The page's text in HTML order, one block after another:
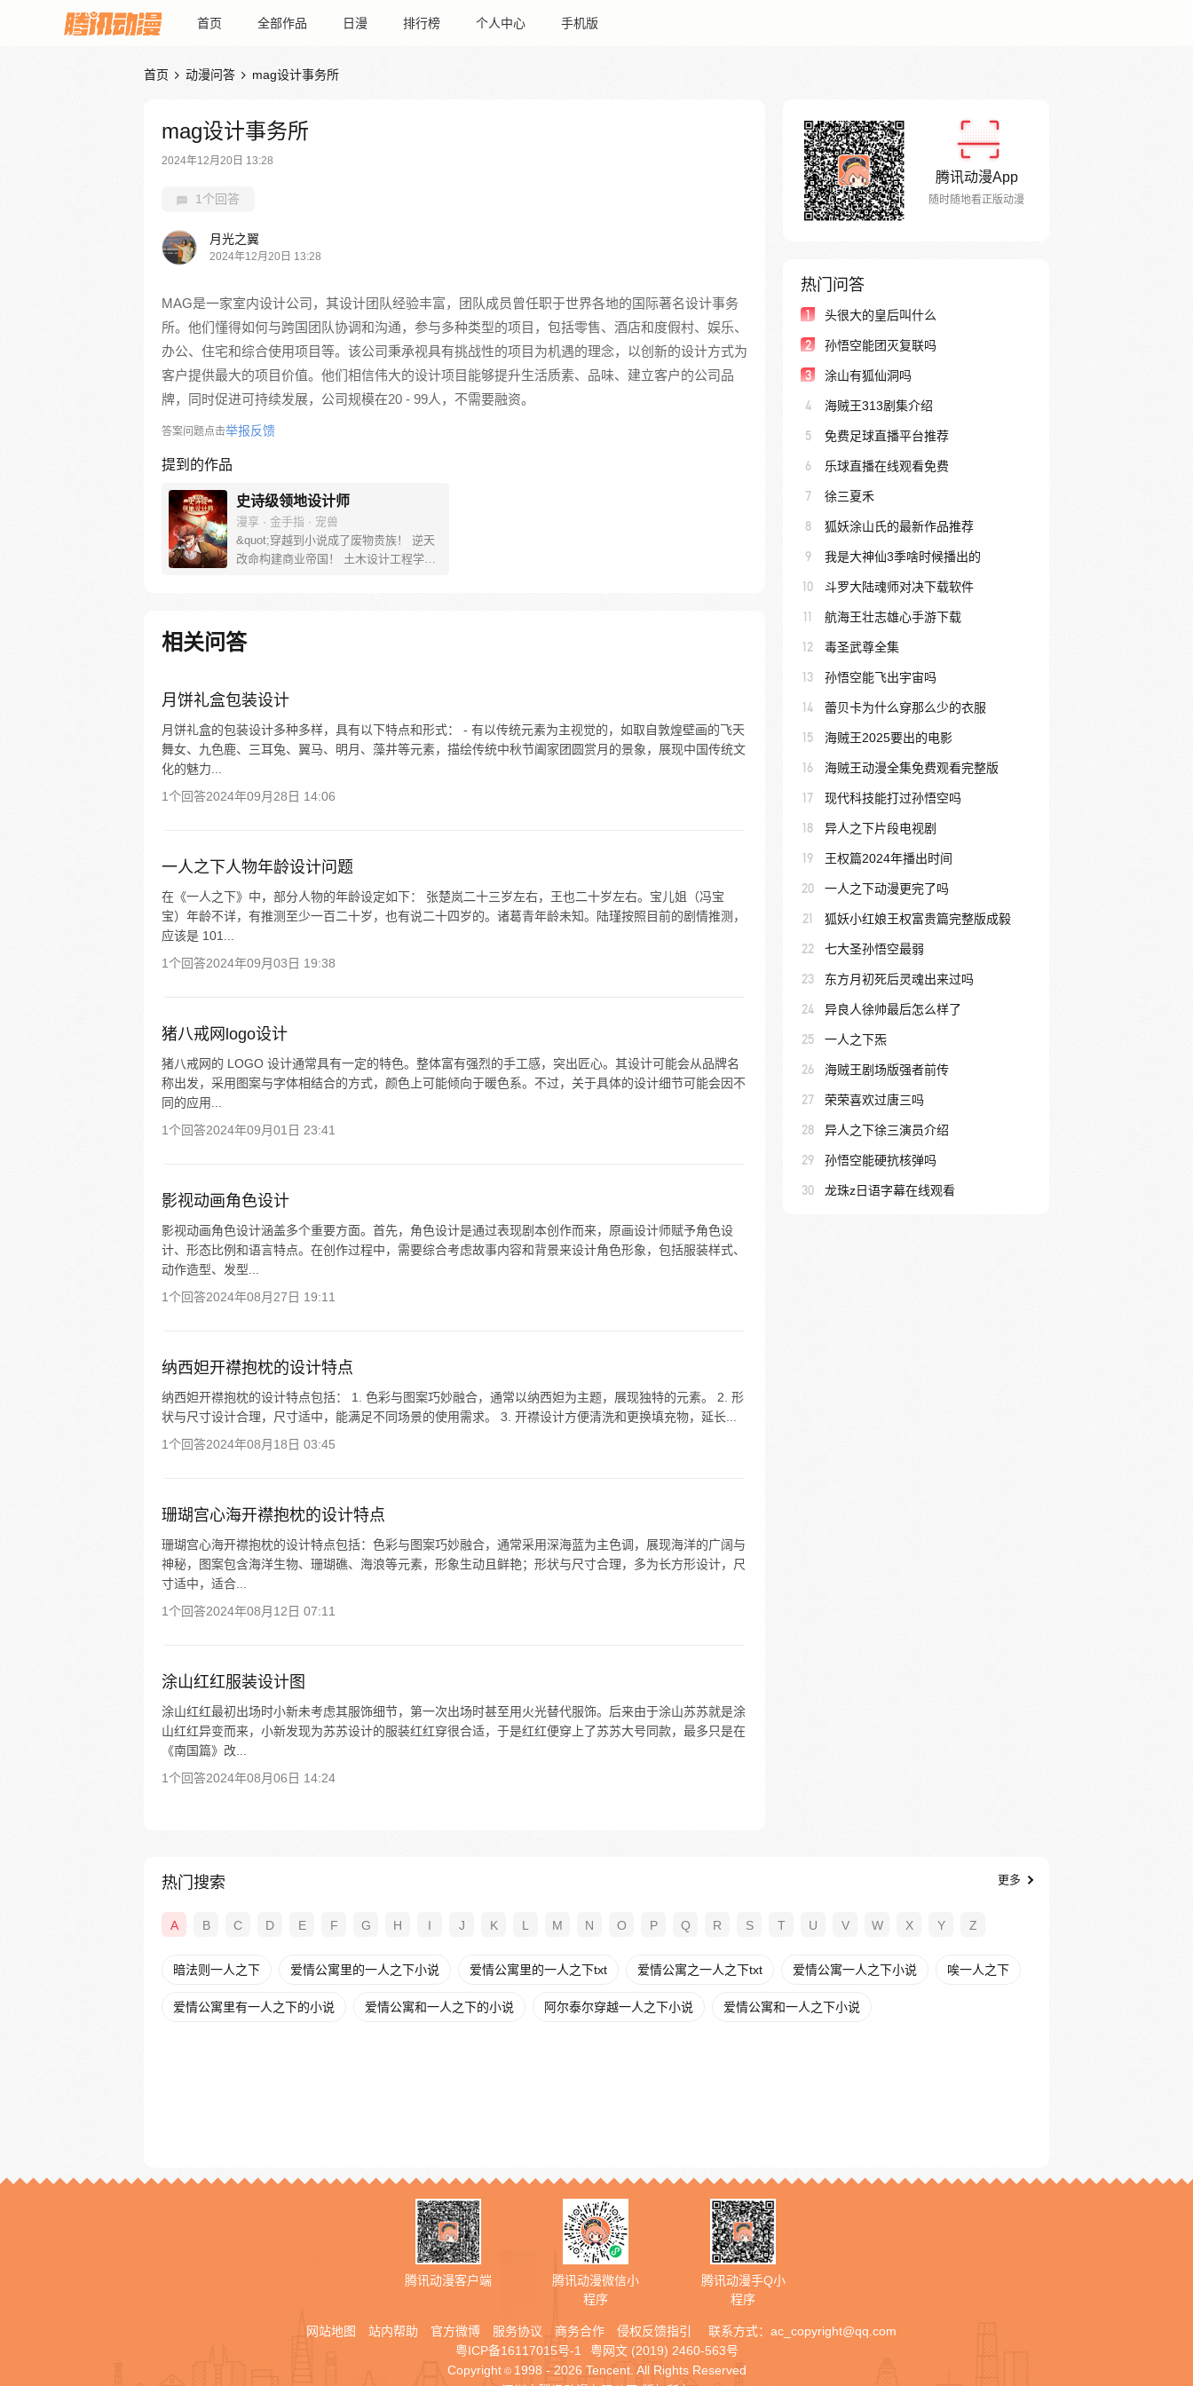
首页 全部作品 日漫 排行榜 个人中心 手机版
首页  动漫问答  mag设计事务所
mag设计事务所
2024年12月20日 13:28
1个回答
月光之翼
2024年12月20日 13:28
MAG是一家室内设计公司，其设计团队经验丰富，团队成员曾任职于世界各地的国际著名设计事务
所。他们懂得如何与跨国团队协调和沟通，参与多种类型的项目，包括零售、酒店和度假村、娱乐、
办公、住宅和综合使用项目等。该公司秉承视具有挑战性的项目为机遇的理念，以创新的设计方式为
客户提供最大的项目价值。他们相信伟大的设计项目能够提升生活质素、品味、建立客户的公司品
牌，同时促进可持续发展，公司规模在20 - 99人，不需要融资。
答案问题点击举报反馈
提到的作品
史诗级领地设计师
漫享 · 金手指 · 宠兽
&quot;穿越到小说成了废物贵族！ 逆天
改命构建商业帝国！ 土木设计工程学专
快玩儿完了！那得赶紧救活它啊！设
计，建设，出售啊！&quot;
相关问答
月饼礼盒包装设计
月饼礼盒的包装设计多种多样，具有以下特点和形式： - 有以传统元素为主视觉的，如取自敦煌壁画的飞天
舞女、九色鹿、三耳兔、翼马、明月、藻井等元素，描绘传统中秋节阖家团圆赏月的景象，展现中国传统文
化的魅力...
1个回答2024年09月28日 14:06
一人之下人物年龄设计问题
在《一人之下》中，部分人物的年龄设定如下： 张楚岚二十三岁左右，王也二十岁左右。宝儿姐（冯宝
宝）年龄不详，有推测至少一百二十岁，也有说二十四岁的。诸葛青年龄未知。陆瑾按照目前的剧情推测，
应该是 101...
1个回答2024年09月03日 19:38
猪八戒网logo设计
猪八戒网的 LOGO 设计通常具有一定的特色。整体富有强烈的手工感，突出匠心。其设计可能会从品牌名
称出发，采用图案与字体相结合的方式，颜色上可能倾向于暖色系。不过，关于具体的设计细节可能会因不
同的应用...
1个回答2024年09月01日 23:41
影视动画角色设计
影视动画角色设计涵盖多个重要方面。首先，角色设计是通过表现剧本创作而来，原画设计师赋予角色设
计、形态比例和语言特点。在创作过程中，需要综合考虑故事内容和背景来设计角色形象，包括服装样式、
动作造型、发型...
1个回答2024年08月27日 19:11
纳西妲开襟抱枕的设计特点
纳西妲开襟抱枕的设计特点包括： 1. 色彩与图案巧妙融合，通常以纳西妲为主题，展现独特的元素。 2. 形
状与尺寸设计合理，尺寸适中，能满足不同场景的使用需求。 3. 开襟设计方便清洗和更换填充物，延长...
1个回答2024年08月18日 03:45
珊瑚宫心海开襟抱枕的设计特点
珊瑚宫心海开襟抱枕的设计特点包括：色彩与图案巧妙融合，通常采用深海蓝为主色调，展现海洋的广阔与
神秘，图案包含海洋生物、珊瑚礁、海浪等元素，形象生动且鲜艳；形状与尺寸合理，多为长方形设计，尺
寸适中，适合...
1个回答2024年08月12日 07:11
涂山红红服装设计图
涂山红红最初出场时小新未考虑其服饰细节，第一次出场时甚至用火光替代服饰。后来由于涂山苏苏就是涂
山红红异变而来，小新发现为苏苏设计的服装红红穿很合适，于是红红便穿上了苏苏大号同款，最多只是在
《南国篇》改...
1个回答2024年08月06日 14:24
腾讯动漫App
随时随地看正版动漫
热门问答
1 头很大的皇后叫什么
2 孙悟空能团灭复联吗
3 涂山有狐仙洞吗
4 海贼王313剧集介绍
5 免费足球直播平台推荐
6 乐球直播在线观看免费
7 徐三夏禾
8 狐妖涂山氏的最新作品推荐
9 我是大神仙3季啥时候播出的
10 斗罗大陆魂师对决下载软件
11 航海王壮志雄心手游下载
12 毒圣武尊全集
13 孙悟空能飞出宇宙吗
14 蕾贝卡为什么穿那么少的衣服
15 海贼王2025要出的电影
16 海贼王动漫全集免费观看完整版
17 现代科技能打过孙悟空吗
18 异人之下片段电视剧
19 王权篇2024年播出时间
20 一人之下动漫更完了吗
21 狐妖小红娘王权富贵篇完整版成毅
22 七大圣孙悟空最弱
23 东方月初死后灵魂出来过吗
24 异良人徐帅最后怎么样了
25 一人之下炁
26 海贼王剧场版强者前传
27 荣荣喜欢过唐三吗
28 异人之下徐三演员介绍
29 孙悟空能硬抗核弹吗
30 龙珠z日语字幕在线观看
热门搜索 更多
A B C D E F G H I J K L M N O P Q R S T U V W X Y Z
暗法则一人之下 爱情公寓里的一人之下小说 爱情公寓里的一人之下txt 爱情公寓之一人之下txt 爱情公寓一人之下小说 唉一人之下
爱情公寓里有一人之下的小说 爱情公寓和一人之下的小说 阿尔泰尔穿越一人之下小说 爱情公寓和一人之下小说
腾讯动漫客户端
腾讯动漫微信小
程序
腾讯动漫手Q小
程序
网站地图 站内帮助 官方微博 服务协议 商务合作 侵权反馈指引 联系方式： ac_copyright@qq.com
粤ICP备16117015号-1
粤网文 (2019) 2460-563号
Copyright © 1998 - 2026 Tencent. All Rights Reserved